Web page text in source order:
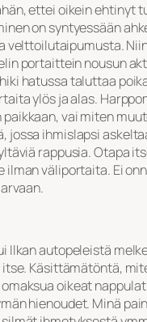
ettei oikein ehtinyt
on syntyessään
velttoilutaipumusta.
portaittein nousun
hatussa taluttaa
ylös ja alas.
paikkaan, vai miten
jossa ihmislapsi
rappusia. Otapa
ilman väliportaita. Ei
Ilkan autopeleistä
Käsittämätöntä,
oikeat
hienoudet. Minä